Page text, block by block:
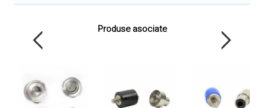
Produse asociate